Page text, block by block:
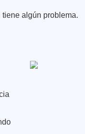
algún problema.